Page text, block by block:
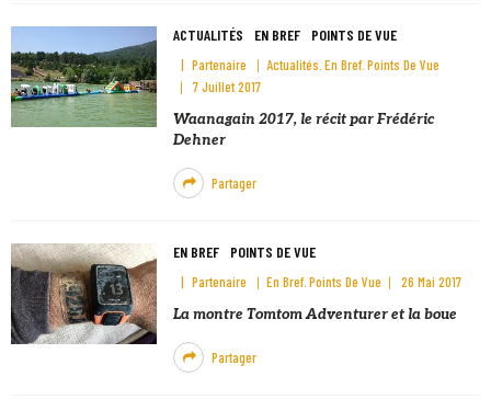
ACTUALITÉS EN BREF POINTS DE VUE
Partenaire Actualités En Bref Points De Vue
7 Juillet 2017
Waanagain 2017, le récit par Frédéric
Dehner
Partager
EN BREF POINTS DE VUE
Partenaire En Bref Points De Vue
26 Mai 2017
La montre Tomtom Adventurer et la boue
Partager